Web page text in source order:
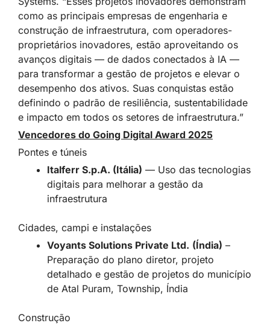
como as principais empresas de engenharia e
construção de infraestrutura, com operadores-
proprietários inovadores, estão aproveitando os
avanços digitais — de dados conectados à IA —
para transformar a gestão de projetos e elevar o
desempenho dos ativos. Suas conquistas estão
definindo o padrão de resiliência, sustentabilidade
e impacto em todos os setores de infraestrutura.”
Vencedores do Going Digital Award 2025
Pontes e túneis
Italferr S.p.A. (Itália) — Uso das tecnologias
digitais para melhorar a gestão da
infraestrutura
Cidades, campi e instalações
Voyants Solutions Private Ltd. (Índia) –
Preparação do plano diretor, projeto
detalhado e gestão de projetos do município
de Atal Puram, Township, Índia
Construção